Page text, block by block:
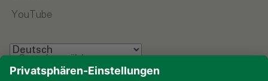
YouTube